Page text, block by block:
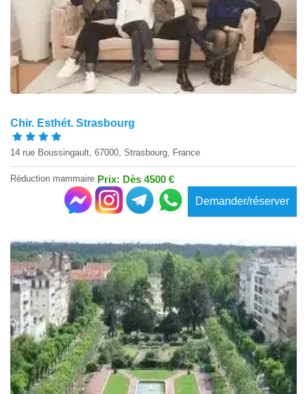
Chir. Esthét. Strasbourg
14 rue Boussingault, 67000, Strasbourg, France
Réduction mammaire Prix: Dès 4500 €
Demander/réserver